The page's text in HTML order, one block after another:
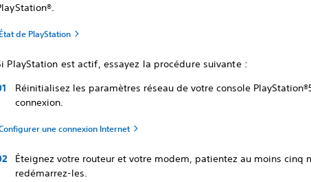
État de PlayStation
PlayStation est actif, essayez la procédure suivante :
Réinitialisez les paramètres réseau de votre console
connexion.
une connexion Internet
Éteignez votre routeur et votre modem, patientez au moins cinq
redémarrez-les.